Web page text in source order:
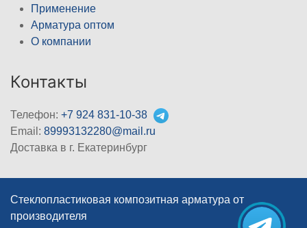
Применение
Арматура оптом
О компании
Контакты
Телефон: +7 924 831-10-38
Email: 89993132280@mail.ru
Доставка в г. Екатеринбург
Стеклопластиковая композитная арматура от
производителя